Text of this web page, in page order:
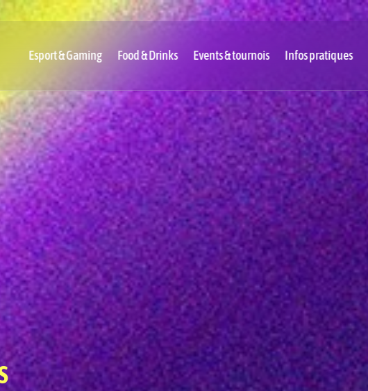
Esport & Gaming Food & Drinks Events & tournois Infos pratiques